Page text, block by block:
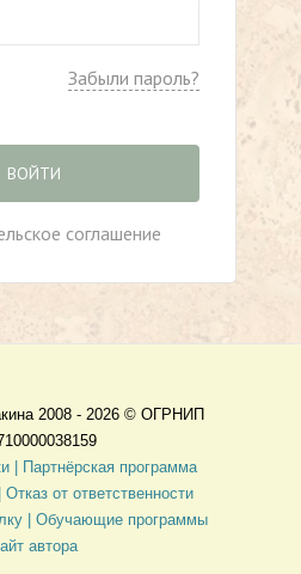
Забыли пароль?
ВОЙТИ
соглашение
2008 - 2026 © ОГРНИП
|
Партнёрская программа
| Отказ от ответственности
| Обучающие программы
автора